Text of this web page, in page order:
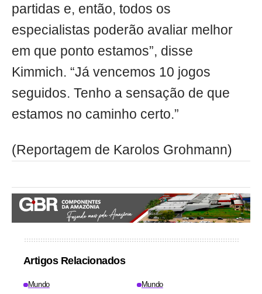
partidas e, então, todos os
especialistas poderão avaliar melhor
em que ponto estamos”, disse
Kimmich. “Já vencemos 10 jogos
seguidos. Tenho a sensação de que
estamos no caminho certo.”
(Reportagem de Karolos Grohmann)
Artigos Relacionados
Mundo Mundo